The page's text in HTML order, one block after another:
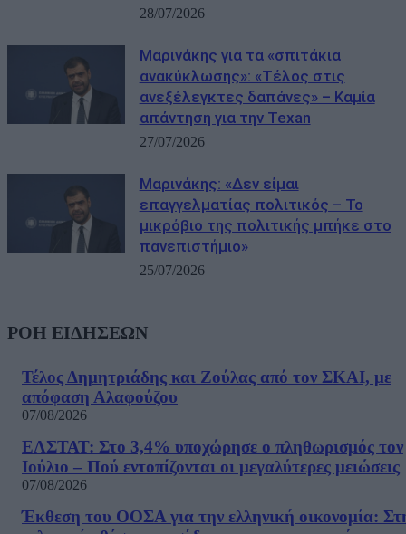
28/07/2026
Μαρινάκης για τα «σπιτάκια
ανακύκλωσης»: «Τέλος στις
ανεξέλεγκτες δαπάνες» – Καμία
απάντηση για την Texan
27/07/2026
Μαρινάκης: «Δεν είμαι
επαγγελματίας πολιτικός – Το
μικρόβιο της πολιτικής μπήκε στο
πανεπιστήμιο»
25/07/2026
ΡΟΗ ΕΙΔΗΣΕΩΝ
Τέλος Δημητριάδης και Ζούλας από τον ΣΚΑΙ, με
απόφαση Αλαφούζου
07/08/2026
ΕΛΣΤΑΤ: Στο 3,4% υποχώρησε ο πληθωρισμός τον
Ιούλιο – Πού εντοπίζονται οι μεγαλύτερες μειώσεις
07/08/2026
Έκθεση του ΟΟΣΑ για την ελληνική οικονομία: